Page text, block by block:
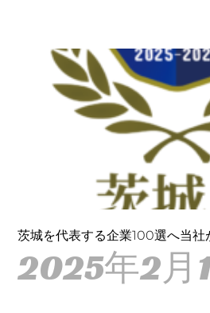
茨城を代表する企業100選へ当社
2025年2月